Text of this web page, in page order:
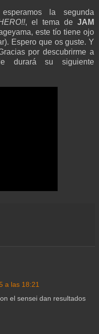
la segunda
, el tema deJAM
este tío tiene ojo
Espero que os guste. Y
por descubrirme a
durará su siguiente
a las 18:21
el sensei dan resultados